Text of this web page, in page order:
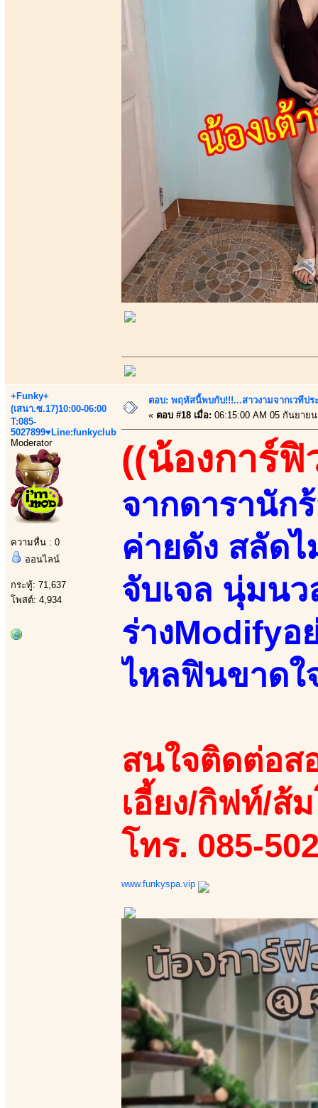
+Funky+
(เสนา.ซ.17)10:00-06:00
T:085-
5027899♥Line:funkyclub
Moderator
ความหื่น : 0
ออนไลน์
กระทู้: 71,637
โพสต์: 4,934
ตอบ: พฤหัสนี้พบกับ!!!...สาวงามจากเวทีปร
« ตอบ #18 เมื่อ: 06:15:00 AM 05 กันยาย
((น้องการ์ฟิ
จากดารานัก
ค่ายดัง สลัด
จับเจล นุ่มน
ร่างModifyอ
ไหลฟินขาดใ
สนใจติดต่อส
เอี้ยง/กิฟท์/ส้
โทร. 085-
www.funkyspa.vip